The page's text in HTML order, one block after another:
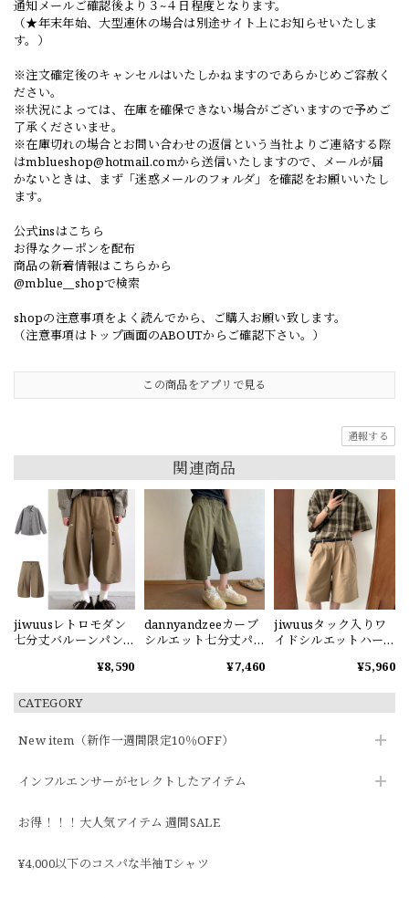
CATEGORY
New item（新作一週間限定10％OFF）
インフルエンサーがセレクトしたアイテム
お得！！！大人気アイテム 週間SALE
¥4,000以下のコスパな半袖Tシャツ
通知メールご確認後より３~４日程度となります。
（★年末年始、大型連休の場合は別途サイト上にお知らせいたしま
す。）
※注文確定後のキャンセルはいたしかねますのであらかじめご容赦く
ださい。
※状況によっては、在庫を確保できない場合がございますので予めご
了承くださいませ。
※在庫切れの場合とお問い合わせの返信という当社よりご連絡する際
はmblueshop@hotmail.comから送信いたしますので、メールが届
かないときは、まず「迷惑メールのフォルダ」を確認をお願いいたし
ます。
公式insはこちら
お得なクーポンを配布
商品の新着情報はこちらから
@mblue__shopで検索
shopの注意事項をよく読んでから、ご購入お願い致します。
（注意事項はトップ画面のABOUTからご確認下さい。）
この商品をアプリで見る
通報する
関連商品
jiwuusレトロモダン
七分丈バルーンパン
¥8,590
dannyandzeeカーブ
シルエット七分丈パ
¥7,460
jiwuusタック入りワ
イドシルエットハー
¥5,960